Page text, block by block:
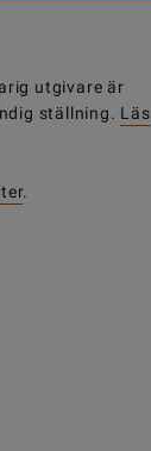
utgivare är
ställning. Läs
.